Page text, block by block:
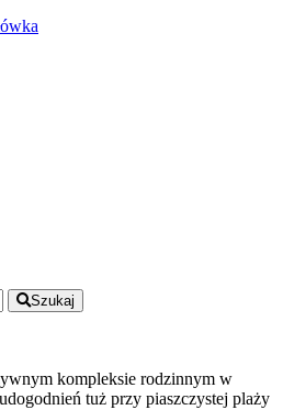
Szukaj
kompleksie rodzinnym w
tuż przy piaszczystej plaży